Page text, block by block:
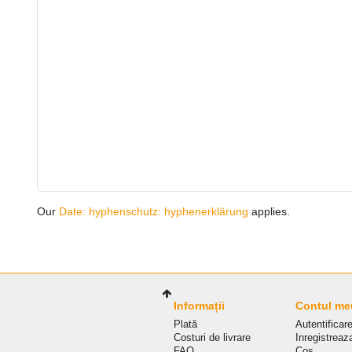
Our Date: hyphenschutz: hyphenerklärung applies.
Informații
Plată
Costuri de livrare
Contul
Autentificare